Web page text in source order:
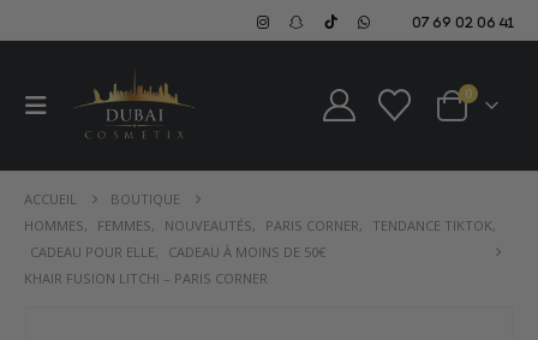
07 69 02 06 41
0
ACCUEIL
BOUTIQUE
HOMMES, FEMMES, NOUVEAUTÉS, PARIS CORNER, TENDANCE TIKTOK,
CADEAU POUR ELLE,
CADEAU À MOINS DE 50€
KHAIR FUSION LITCHI – PARIS CORNER